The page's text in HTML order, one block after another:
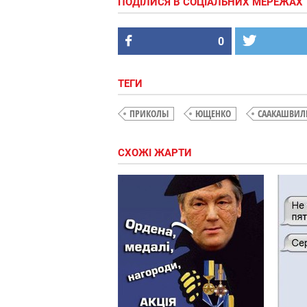
0
ТЕГИ
ПРИКОЛЫ ЮЩЕНКО
СХОЖІ ЖАРТИ